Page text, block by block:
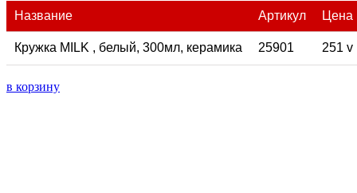
Название Артикул Цена
Кружка MILK , белый, 300мл, керамика 25901 251 v
в корзину